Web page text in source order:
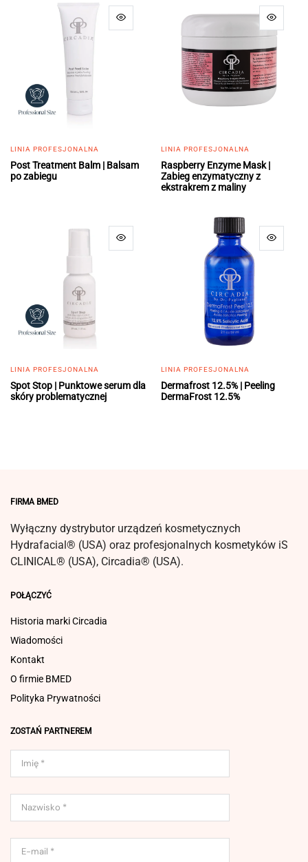
LINIA PROFESJONALNA
Post Treatment Balm | Balsam
po zabiegu
LINIA PROFESJONALNA
Raspberry Enzyme Mask |
Zabieg enzymatyczny z
ekstrakrem z maliny
LINIA PROFESJONALNA
Spot Stop | Punktowe serum dla
skóry problematycznej
LINIA PROFESJONALNA
Dermafrost 12.5% | Peeling
DermaFrost 12.5%
FIRMA BMED
Wyłączny dystrybutor urządzeń kosmetycznych
Hydrafacial® (USA) oraz profesjonalnych kosmetyków iS
CLINICAL® (USA), Circadia® (USA).
POŁĄCZYĆ
Historia marki Circadia
Wiadomości
Kontakt
O firmie BMED
Polityka Prywatności
ZOSTAŃ PARTNEREM